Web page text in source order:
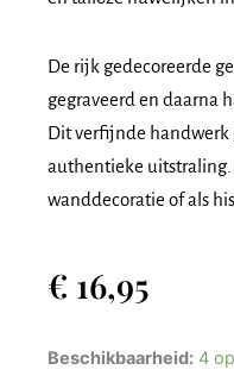
De rijk gedecoreerde
gegraveerd en daarna
Dit verfijnde handwerk
authentieke uitstraling.
wanddecoratie of als
€ 16,95
Beschikbaarheid: 4
Keramiek